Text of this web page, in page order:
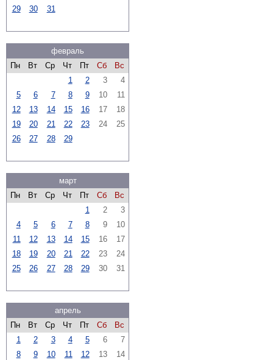
29
30 31
февраль
Пн
Вт Ср Чт Пт Сб
Вс
1
2 3
4
5
6 7 8 9 10
11
12
13 14 15 16 17
18
19
20 21 22 23 24
25
26
27 28 29
март
Пн
Вт Ср Чт Пт Сб
Вс
1
2
3
4
5 6 7 8 9
10
11
12 13 14 15 16
17
18
19 20 21 22 23
24
25
26 27 28 29 30 31
апрель
Пн
Вт Ср Чт Пт Сб
Вс
1
2 3 4 5 6
7
8
9 10 11 12 13
14